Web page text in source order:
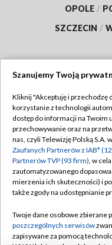
OPOLE /
SZCZECIN /
Abonament TVP
Emisja w TVP
Centrum informacji
Naziemna Telewizja
Rada Programowa
System NOS
Szanujemy Twoją
Kliknij "Akceptuję i przechodzę
korzystanie z technologii
dostęp do informacji na Twoim
przechowywanie oraz na
nas, czyli Telewizję Polską S.A.
Zaufanych Partnerów z IAB*
Partnerów TVP (93 firm), w
zautomatyzowanego
mierzenia ich skuteczności) i
także zgody na udostępnianie
Twoje dane osobowe zbierane
poszczególnych serwisów
zapisywane za pomocą